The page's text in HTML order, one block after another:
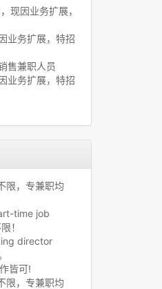
现因业务扩展，
业务扩展，特招
售兼职人员
业务扩展，特招
限，专兼职均
time job
！
director
皆可!
限，专兼职均